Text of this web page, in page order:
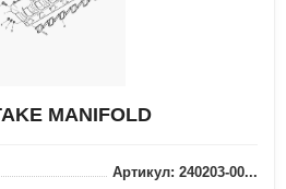
MANIFOLD
Артикул: 240203-00...